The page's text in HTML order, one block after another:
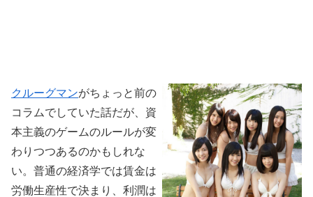
クルーグマンがちょっと前の
コラムでしていた話だが、資
本主義のゲームのルールが変
わりつつあるのかもしれな
い。普通の経済学では賃金は
労働生産性で決まり、利潤は